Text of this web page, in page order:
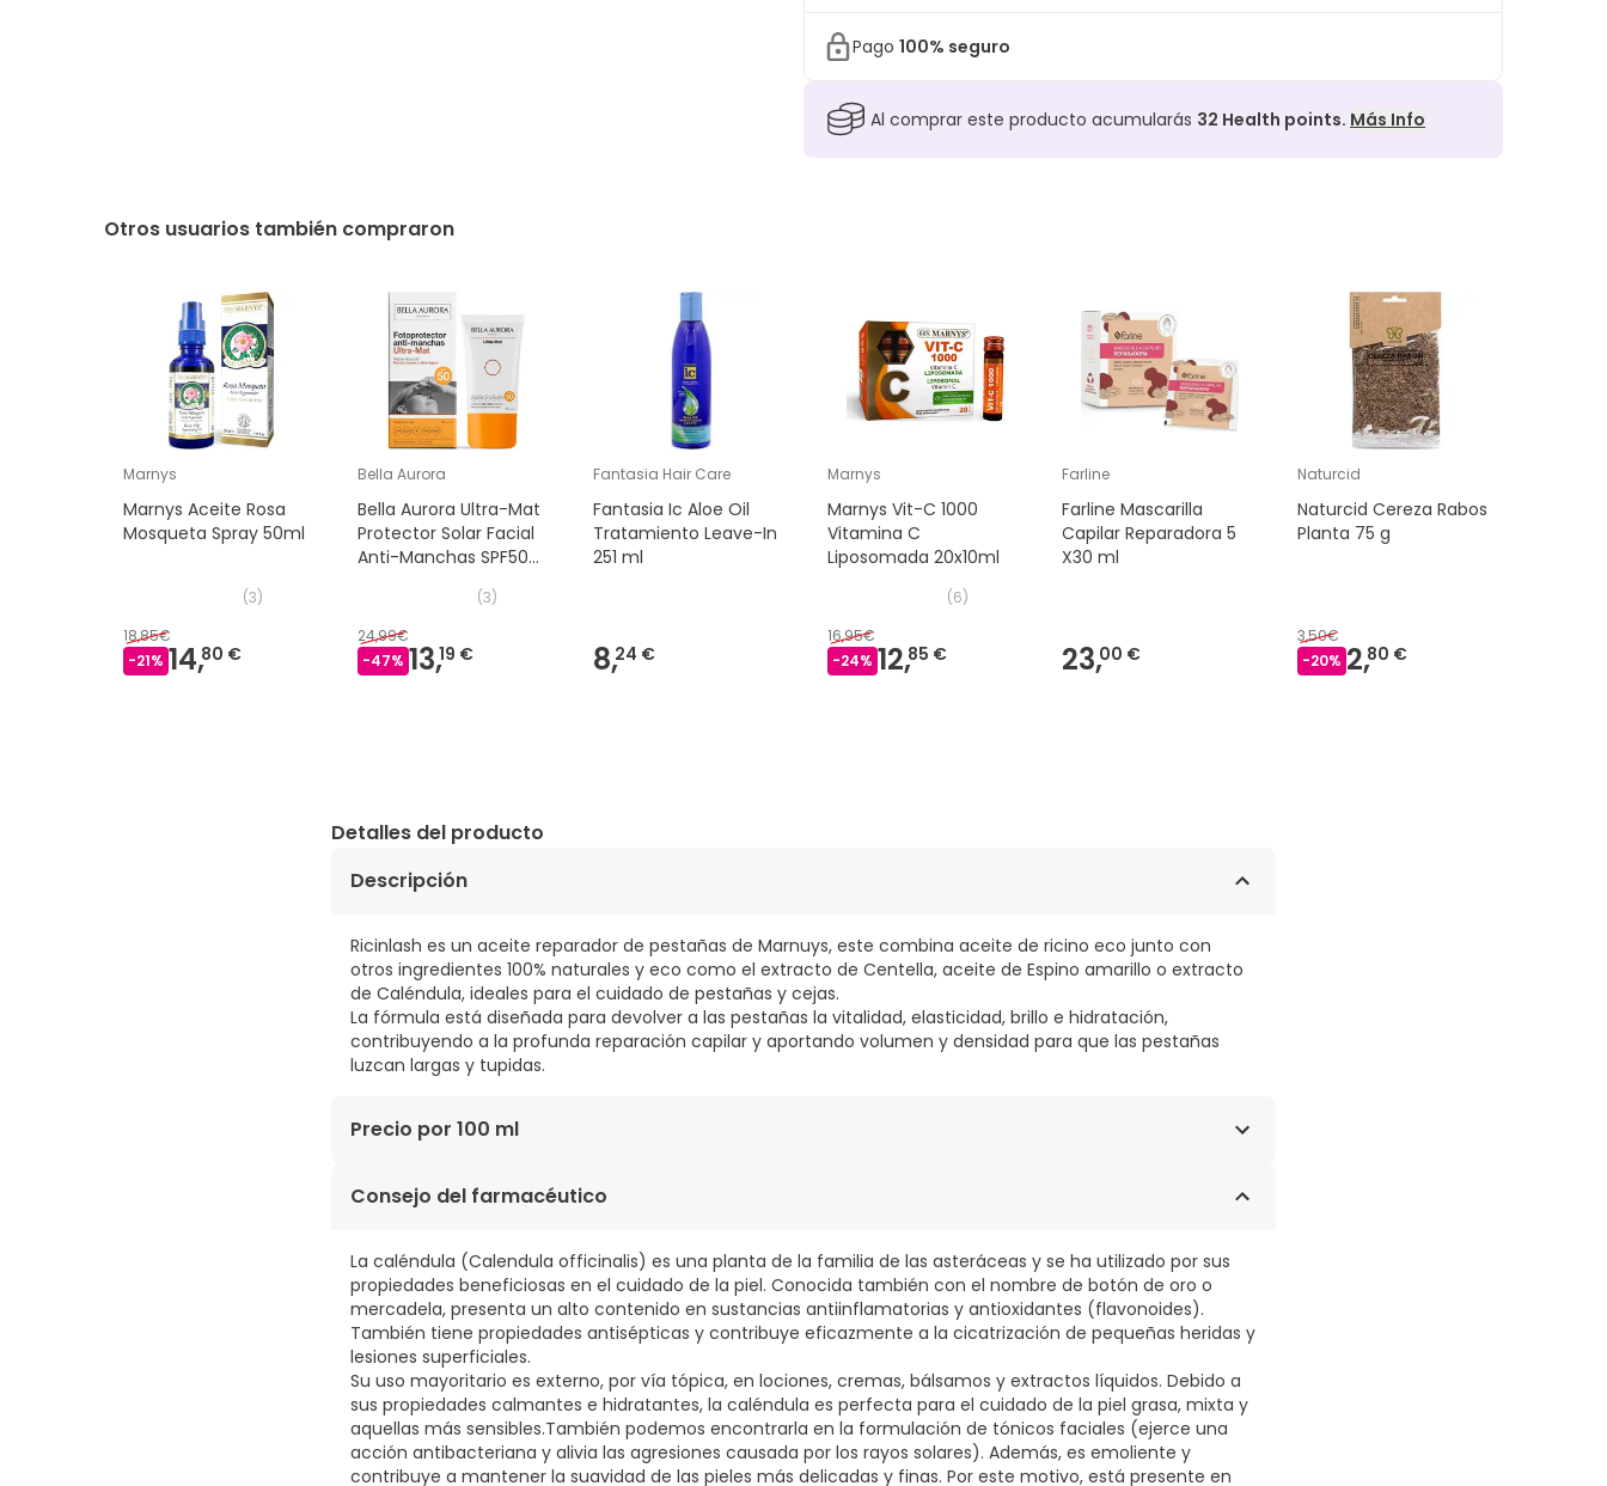
Pago 100% seguro
Al comprar este producto acumularás 32 Health points. Más Info
Otros usuarios también compraron
Marnys
Marnys Aceite Rosa
Mosqueta Spray 50ml
(3)
18,85€
-21% 14,80 €
Bella Aurora
Bella Aurora Ultra-Mat
Protector Solar Facial
Anti-Manchas SPF50
(3)
24,99€
-47% 13,19 €
Fantasia Hair Care
Fantasia Ic Aloe Oil
Tratamiento Leave-In
251 ml
8,24 €
Marnys
Marnys Vit-C 1000
Vitamina C
Liposomada 20x10ml
(6)
16,95€
-24% 12,85 €
Farline
Farline Mascarilla
Capilar Reparadora 5
X30 ml
23,00 €
Naturcid
Naturcid Cereza Rabos
Planta 75 g
3,50€
-20% 2,80 €
Detalles del producto
Descripción
Ricinlash es un aceite reparador de pestañas de Marnuys, este combina aceite de ricino eco junto con
otros ingredientes 100% naturales y eco como el extracto de Centella, aceite de Espino amarillo o extracto
de Caléndula, ideales para el cuidado de pestañas y cejas.
La fórmula está diseñada para devolver a las pestañas la vitalidad, elasticidad, brillo e hidratación,
contribuyendo a la profunda reparación capilar y aportando volumen y densidad para que las pestañas
luzcan largas y tupidas.
Precio por 100 ml
5,45€ / 100 ml
Consejo del farmacéutico
La caléndula (Calendula officinalis) es una planta de la familia de las asteráceas y se ha utilizado por sus
propiedades beneficiosas en el cuidado de la piel. Conocida también con el nombre de botón de oro o
mercadela, presenta un alto contenido en sustancias antiinflamatorias y antioxidantes (flavonoides).
También tiene propiedades antisépticas y contribuye eficazmente a la cicatrización de pequeñas heridas y
lesiones superficiales.
Su uso mayoritario es externo, por vía tópica, en lociones, cremas, bálsamos y extractos líquidos. Debido a
sus propiedades calmantes e hidratantes, la caléndula es perfecta para el cuidado de la piel grasa, mixta y
aquellas más sensibles.También podemos encontrarla en la formulación de tónicos faciales (ejerce una
acción antibacteriana y alivia las agresiones causada por los rayos solares). Además, es emoliente y
contribuye a mantener la suavidad de las pieles más delicadas y finas. Por este motivo, está presente en